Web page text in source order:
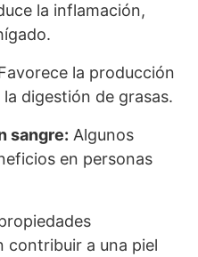
la inflamación,
la producción
digestión de grasas.
sangre: Algunos
en personas
contribuir a una piel